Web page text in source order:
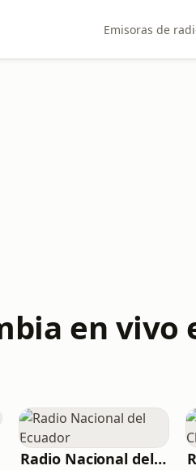
Emisoras de
en vivo
Radio Nacional del Ecuador